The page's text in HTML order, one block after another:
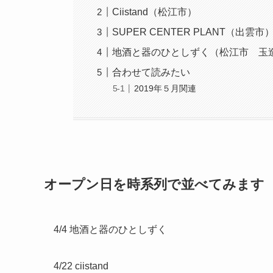
Ciistand（松江市）
SUPER CENTER PLANT（出雲市）
地酒と器のひとしずく（松江市 玉
合わせて読みたい
2019年５月関連
オープン日を時系列で並べてみます
4/4 地酒と器のひとしずく
4/22 ciistand